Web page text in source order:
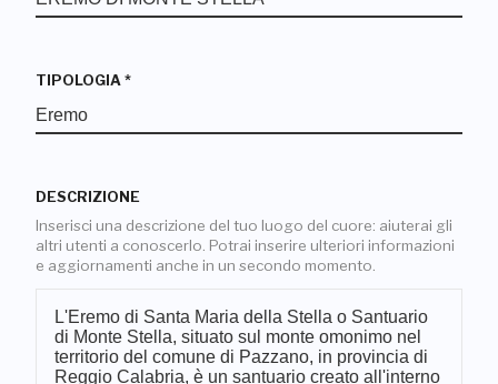
TIPOLOGIA *
DESCRIZIONE
Inserisci una descrizione del tuo luogo del cuore: aiuterai gli
altri utenti a conoscerlo. Potrai inserire ulteriori informazioni
e aggiornamenti anche in un secondo momento.